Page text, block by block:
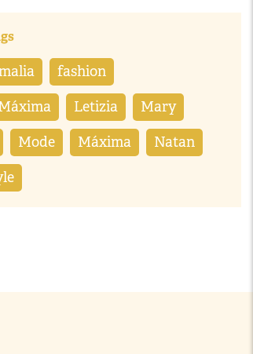
fashion
Letizia Mary
Mode Máxima Natan